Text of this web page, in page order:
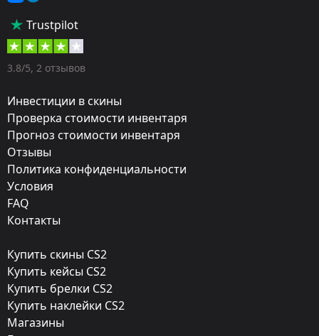
Пистолеты-пулемёты
Оружие:
Exterior:
Поношенное
Чертята
Finish catalog:
Популярность:
85 %
Trustpilot
3.8/5, 2 отзывов
Инвестиции в скины
Проверка стоимости инвентаря
Прогноз стоимости инвентаря
Отзывы
Политика конфиденциальности
Условия
FAQ
Контакты
Купить скины CS2
Купить кейсы CS2
Купить брелки CS2
Купить наклейки CS2
Магазины